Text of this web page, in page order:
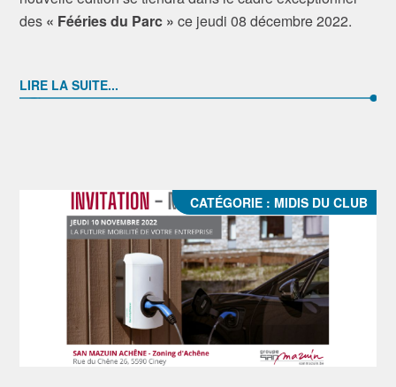
des « Fééries du Parc » ce jeudi 08 décembre 2022.
LIRE LA SUITE...
CATÉGORIE : MIDIS DU CLUB